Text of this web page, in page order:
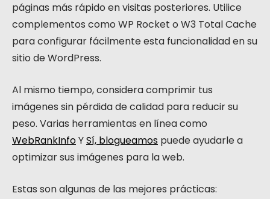
páginas más rápido en visitas posteriores. Utilice
complementos como WP Rocket o W3 Total Cache
para configurar fácilmente esta funcionalidad en su
sitio de WordPress.
Al mismo tiempo, considera comprimir tus
imágenes sin pérdida de calidad para reducir su
peso. Varias herramientas en línea como
WebRankInfoYSí, blogueamos puede ayudarle a
optimizar sus imágenes para la web.
Estas son algunas de las mejores prácticas: